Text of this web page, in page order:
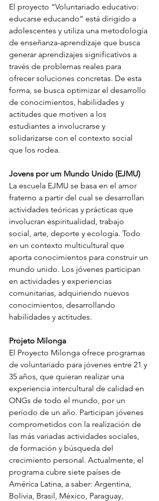
El proyecto “Voluntariado educativo:
educarse educando” está dirigido a
adolescentes y utiliza una metodología
de enseñanza-aprendizaje que busca
generar aprendizajes significativos a
través de problemas reales para
ofrecer soluciones concretas. De esta
forma, se busca optimizar el desarrollo
de conocimientos, habilidades y
actitudes que motiven a los
estudiantes a involucrarse y
solidarizarse con el contexto social
que los rodea.
Jovens por um Mundo Unido (EJMU)
La escuela EJMU se basa en el amor
fraterno a partir del cual se desarrollan
actividades teóricas y prácticas que
involucran espiritualidad, trabajo
social, arte, deporte y ecología. Todo
en un contexto multicultural que
aporta conocimientos para construir un
mundo unido. Los jóvenes participan
en actividades y experiencias
comunitarias, adquiriendo nuevos
conocimientos, desarrollando
habilidades y actitudes.
Projeto Milonga
El Proyecto Milonga ofrece programas
de voluntariado para jóvenes entre 21 y
35 años, que quieran realizar una
experiencia intercultural de calidad en
ONGs de todo el mundo, por un
período de un año. Participan jóvenes
comprometidos con la realización de
las más variadas actividades sociales,
de formación y búsqueda del
crecimiento personal. Actualmente, el
programa cubre siete países de
América Latina, a saber: Argentina,
Bolivia, Brasil, México, Paraguay,